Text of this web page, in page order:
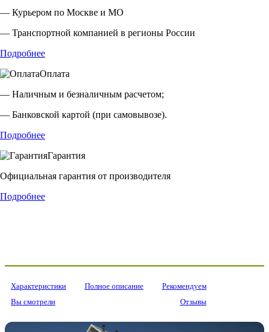
— Курьером по Москве и МО
— Транспортной компанией в регионы России
Подробнее
Оплата
— Наличным и безналичным расчетом;
— Банковской картой (при самовывозе).
Подробнее
Гарантия
Официальная гарантия от производителя
Подробнее
Характеристики Полное описание
Рекомендуем
Вы смотрели
Отзывы